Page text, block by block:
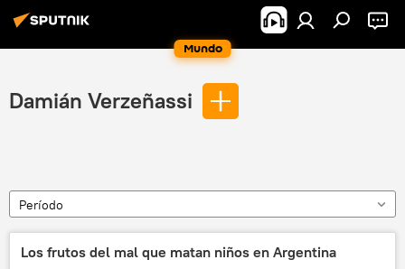
Mundo
Damián Verzeñassi
Período
Los frutos del mal que matan niños en Argentina